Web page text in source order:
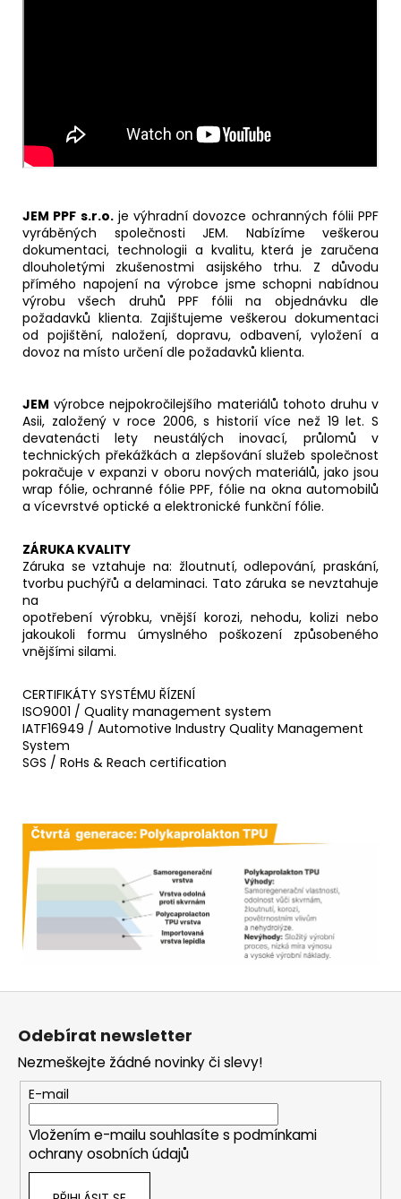
JEM PPF s.r.o.je výhradní dovozce ochranných fólii PPF
vyráběných společnosti JEM. Nabízíme veškerou
dokumentaci, technologii a kvalitu, která je zaručena
dlouholetými zkušenostmi asijského trhu. Z důvodu
přímého napojení na výrobce jsme schopni nabídnou
výrobu všech druhů PPF fólii na objednávku dle
požadavků klienta. Zajištujeme veškerou dokumentaci
od pojištění, naložení, dopravu, odbavení, vyložení a
dovoz na místo určení dle požadavků klienta.
JEM výrobce nejpokročilejšího materiálů tohoto druhu v
Asii, založený v roce 2006, s historií více než 19 let. S
devatenácti lety neustálých inovací, průlomů v
technických překážkách a zlepšování služeb společnost
pokračuje v expanzi v oboru nových materiálů, jako jsou
wrap fólie, ochranné fólie PPF, fólie na okna automobilů
a vícevrstvé optické a elektronické funkční fólie.
ZÁRUKA KVALITY
Záruka se vztahuje na: žloutnutí, odlepování, praskání,
tvorbu puchýřů a delaminaci. Tato záruka se nevztahuje
na
opotřebení výrobku, vnější korozi, nehodu, kolizi nebo
jakoukoli formu úmyslného poškození způsobeného
vnějšími silami.
CERTIFIKÁTY SYSTÉMU ŘÍZENÍ
ISO9001 / Quality management system
IATF16949 / Automotive Industry Quality Management
System
SGS / RoHs & Reach certification
Z
Odebírat newsletter
Nezmeškejte žádné novinky či slevy!
E-mail
Vložením e-mailu souhlasíte s podmínkami
ochrany osobních údajů